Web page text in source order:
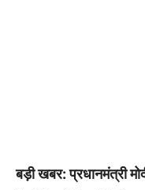
बड़ी खबर: प्रधानमंत्री